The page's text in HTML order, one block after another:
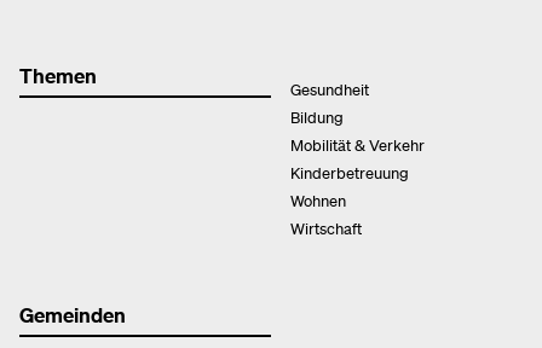
Themen
Gesundheit
Bildung
Mobilität & Verkehr
Kinderbetreuung
Wohnen
Wirtschaft
Gemeinden